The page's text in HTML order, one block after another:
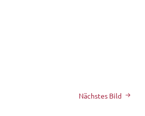
Nächstes Bild